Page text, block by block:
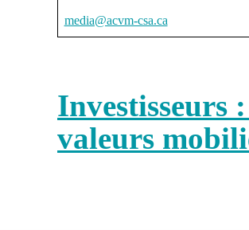
media@acvm-csa.ca
Investisseurs
valeurs